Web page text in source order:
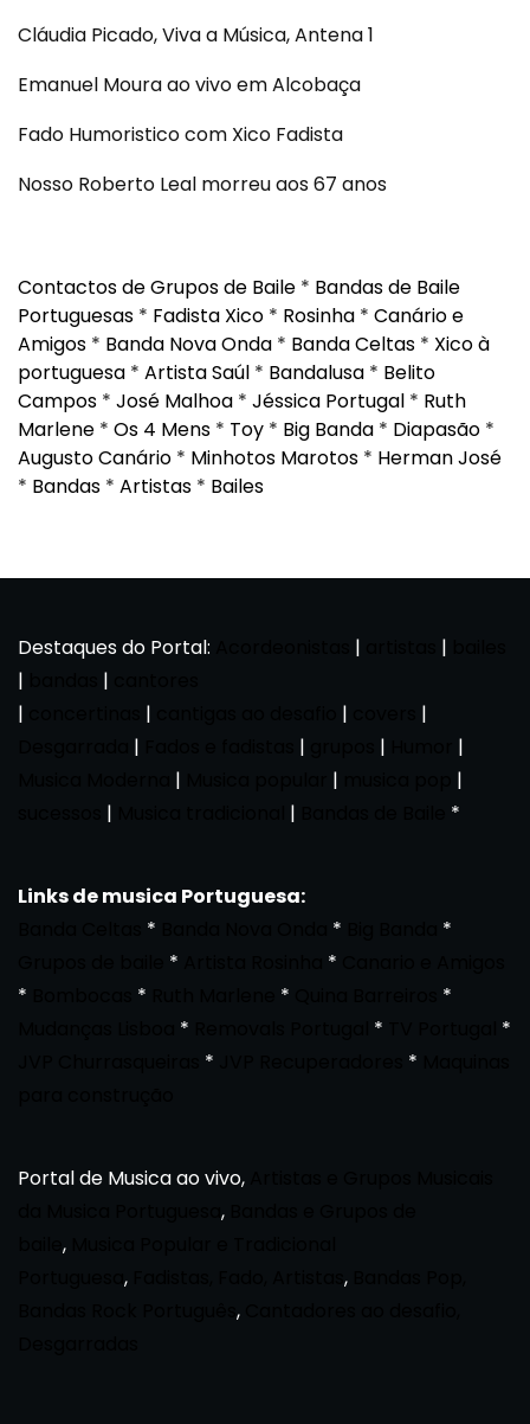
Cláudia Picado, Viva a Música, Antena 1
Emanuel Moura ao vivo em Alcobaça
Fado Humoristico com Xico Fadista
Nosso Roberto Leal morreu aos 67 anos
Contactos de Grupos de Baile * Bandas de Baile
Portuguesas * Fadista Xico * Rosinha * Canário e
Amigos * Banda Nova Onda * Banda Celtas * Xico à
portuguesa * Artista Saúl * Bandalusa * Belito
Campos * José Malhoa * Jéssica Portugal * Ruth
Marlene * Os 4 Mens * Toy * Big Banda * Diapasão *
Augusto Canário * Minhotos Marotos * Herman José
* Bandas * Artistas * Bailes
Destaques do Portal: | |
|
|
|
| |
|
| | |
|
| |
|
| | *
Links de musica Portuguesa:
* *
*
* *
*
* *
*
* *
*
* *
Portal de Musica ao vivo,
,
,
, ,
,